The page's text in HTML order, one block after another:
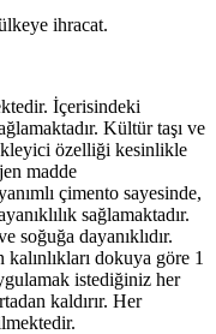
ihracat.
İçerisindeki
Kültür taşı ve
özelliği kesinlikle
madde
çimento sayesinde,
sağlamaktadır.
soğuğa dayanıklıdır.
dokuya göre 1
istediğiniz her
kaldırır. Her